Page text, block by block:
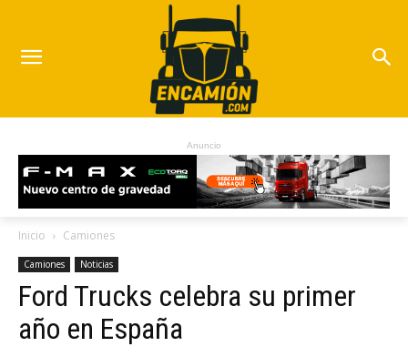
Anuncio
Inicio Camiones
Camiones Noticias
Ford Trucks celebra su primer
año en España